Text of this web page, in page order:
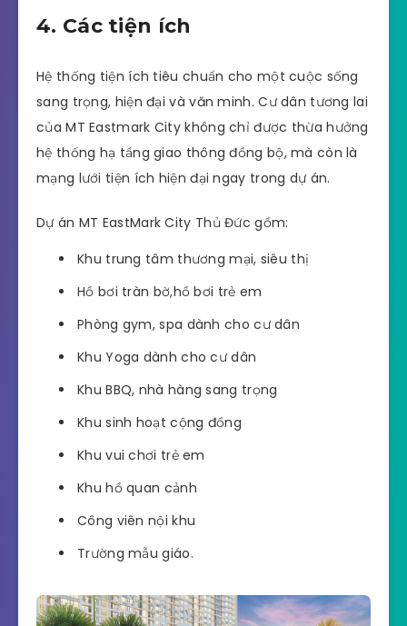
4. Các tiện ích
Hệ thống tiện ích tiêu chuẩn cho một cuộc sống
sang trọng, hiện đại và văn minh. Cư dân tương lai
của MT Eastmark City không chỉ được thừa hưởng
hệ thống hạ tầng giao thông đồng bộ, mà còn là
mạng lưới tiện ích hiện đại ngay trong dự án.
Dự án MT EastMark City Thủ Đức gồm:
Khu trung tâm thương mại, siêu thị
Hồ bơi tràn bờ,hồ bơi trẻ em
Phòng gym, spa dành cho cư dân
Khu Yoga dành cho cư dân
Khu BBQ, nhà hàng sang trọng
Khu sinh hoạt cộng đồng
Khu vui chơi trẻ em
Khu hồ quan cảnh
Công viên nội khu
Trường mẫu giáo.